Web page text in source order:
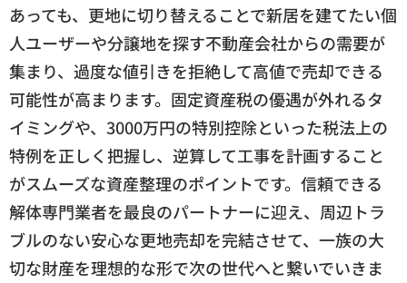
あっても、更地に切り替えることで新居を建てたい個
人ユーザーや分譲地を探す不動産会社からの需要が
集まり、過度な値引きを拒絶して高値で売却できる
可能性が高まります。固定資産税の優遇が外れるタ
イミングや、3000万円の特別控除といった税法上の
特例を正しく把握し、逆算して工事を計画すること
がスムーズな資産整理のポイントです。信頼できる
解体専門業者を最良のパートナーに迎え、周辺トラ
ブルのない安心な更地売却を完結させて、一族の大
切な財産を理想的な形で次の世代へと繋いでいきま